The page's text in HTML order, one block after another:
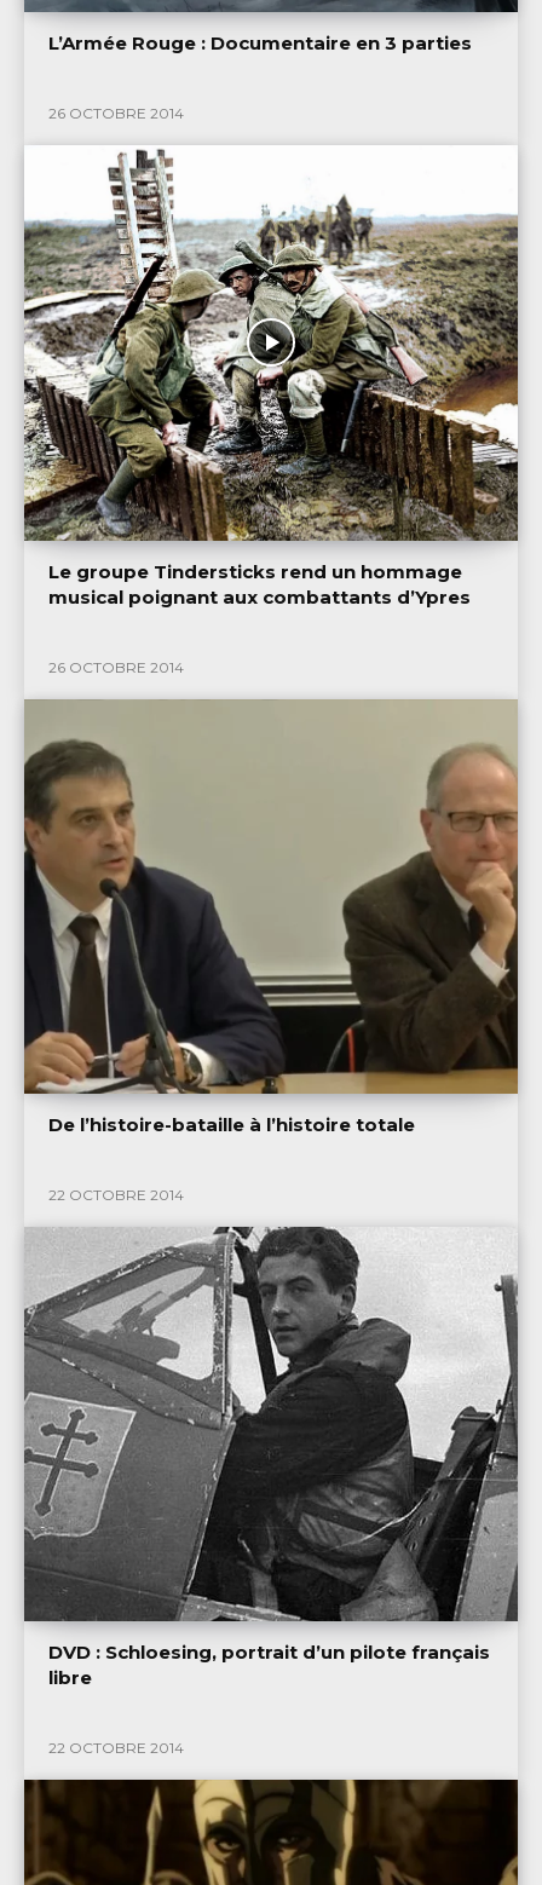
L’Armée Rouge : Documentaire en 3 parties
26 OCTOBRE 2014
Le groupe Tindersticks rend un hommage
musical poignant aux combattants d’Ypres
26 OCTOBRE 2014
De l’histoire-bataille à l’histoire totale
22 OCTOBRE 2014
DVD : Schloesing, portrait d’un pilote français
libre
22 OCTOBRE 2014